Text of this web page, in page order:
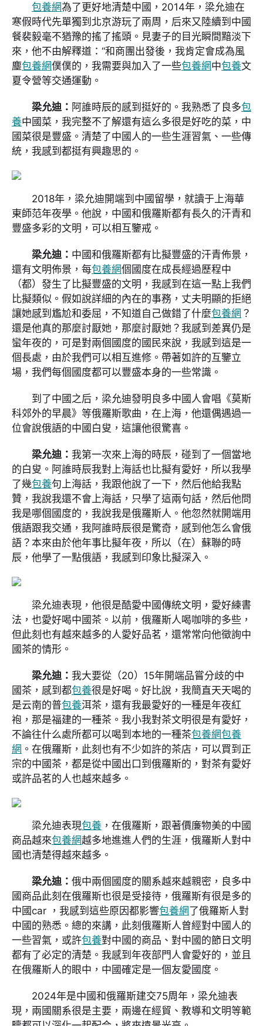
包養網為了更好地清楚中國，2014年，梁允迪在
寒假時代先單獨到北京游玩了兩周，后來又陸續到中國
餐裴毅毫不猶豫的搖了搖頭。見妻子的目光瞬間黯淡下
來，他不由解釋道：“和商團出發後，我肯定會成為風
塵包養網僕僕的，我需要與加入了一些包養網中包養文
夏令營等交通運動。
梁允迪： 阿誰時辰的感到挺好的。我熟悉了良多包
養中國菜，我完整不了解還有這么多很是好吃的菜，中
國菜很是豐盛。清楚了中國人的一些生涯習氣、一些傳
統，我感到都挺有興趣思的。
2018年，梁允迪開端到中國留學，就讀于上海華
東師范年夜學。他說，中國和俄羅斯都有長久的汗青和
豐盛多彩的文明，可以相互鑒戒。
梁允迪： 中國和俄羅斯都有比擬豐盛的汗青佈景，
還有文明佈景，每包養網個國度在成長經過歷程中
（都）發生了比擬豐盛的文明，我感到在這一點上我們
比擬類似。假如說詳細的內在的事務，丈夫明顯的拒絕
讓她感到尷尬和委屈，不知道自己做錯了什麼包養網 ？
還是他真的那麼討厭她，那麼討厭她？我感到差異仍是
蠻年夜的，可是對兩個國度的國民來說，我感到這是一
個長處，由於我們可以相互進修。帶著如許的互鑒立
場，我們每個國度都可以豐盛本身的一些常識。
到了中國之后，梁允迪發明良多中國人會唱《莫斯
科郊外的早晨》等俄羅斯歌曲，在上海，他還偶遇過一
位會說俄語的中國白叟，這讓他很驚喜。
梁允迪： 我第一次來上海的時辰，碰到了一個當地
的白叟。阿誰時辰我對上海話也比擬有愛好，所以我學
了幾包養句上海話，我跟他說了一下，然后他給我點
贊，我說我還不會上海話，只學了這兩句話，然后他問
我是哪個國度的，我說我是俄羅斯人。他忽然就開端用
俄語跟我交通，我阿誰時辰很是驚奇，感到他怎么會俄
語？本來由於他年事比擬年夜，所以（在）蘇聯的時
辰，他學了一點俄語，我感到印象比擬深入。
梁允迪表現，他很是酷愛中國傳統文明，愛好練書
法，也愛好喝中國茶。以前，俄羅斯人喝咖啡的多些，
但此刻也有越來越多的人愛好品茗，還常常向他徵詢中
國茶的情形。
梁允迪： 我大要從（20）15年開端品嘗分歧的中
國茶，感到都包養很是好喝。好比說，我簡直天天喝的
是云南的普包養洱茶，還有我最愛好的一種是年夜紅
袍，那是福建的一種茶。我小我對茶文明很是有愛好，
不論往什么處所都可以喝到本地的一種茶包養網包養
網 。在俄羅斯，此刻也有不少如許的茶店，可以買到正
宗的中國茶，都是從中國出口到俄羅斯的，對茶有愛好
或許品茗的人也越來越多。
梁允迪表現包養 ，在俄羅斯，跟著價廉物美的中國
商品越來包養網越多地進進人們的生涯，俄羅斯人對中
國也清楚得越來越多。
梁允迪： 俄中兩個國度的關系越來越親密，良多中
國商品此刻在俄羅斯也很是受接待，俄羅斯有很是多的
中國car ，我感到這些原因都影響包養網了俄羅斯人對
中國的熟悉。總的來講，此刻俄羅斯人曾經對中國人的
一些習氣，或許包養對中國的商品、對中國的節日文明
都有了必定的清楚。我感到年夜部門人會愛好的，並且
在俄羅斯人的眼中，中國確定是一個友愛國度。
2024年是中國和俄羅斯建交75周年，梁允迪表
現，兩國關系很是主要，兩邊在經貿、教導和文明等範